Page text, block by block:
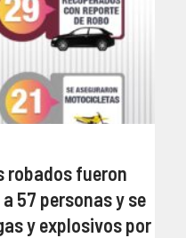
robados fueron
57 personas y se
y explosivos por